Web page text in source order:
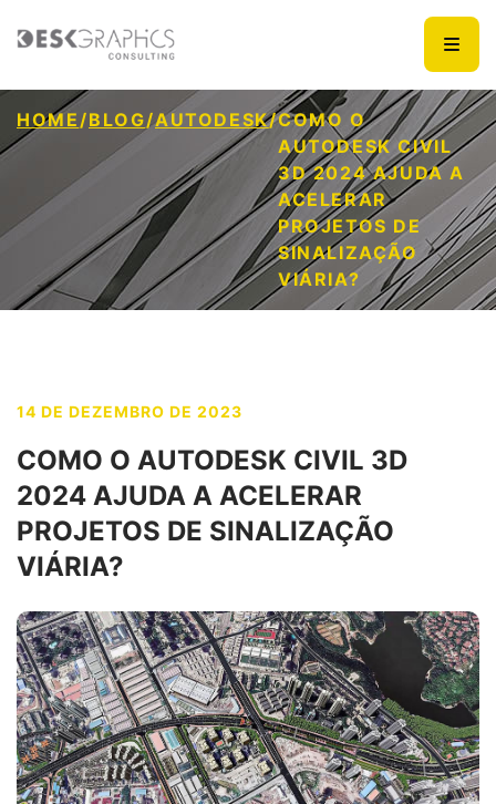
HOME/BLOG/AUTODESK/COMO O
AUTODESK CIVIL
3D 2024 AJUDA A
ACELERAR
PROJETOS DE
SINALIZAÇÃO
VIÁRIA?
14 DE DEZEMBRO DE 2023
COMO O AUTODESK CIVIL 3D
2024 AJUDA A ACELERAR
PROJETOS DE SINALIZAÇÃO
VIÁRIA?